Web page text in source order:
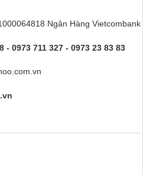
Ngân Hàng Vietcombank
- 0973 711 327 - 0973 23 83 83